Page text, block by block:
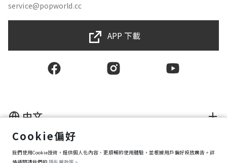
service@popworld.cc
APP 下載
隱私權保護政策
中文
Cookie偏好
我們使用Cookie技術，提供個人化內容、更順暢的使用體驗，並根據用戶偏好投放廣告。詳